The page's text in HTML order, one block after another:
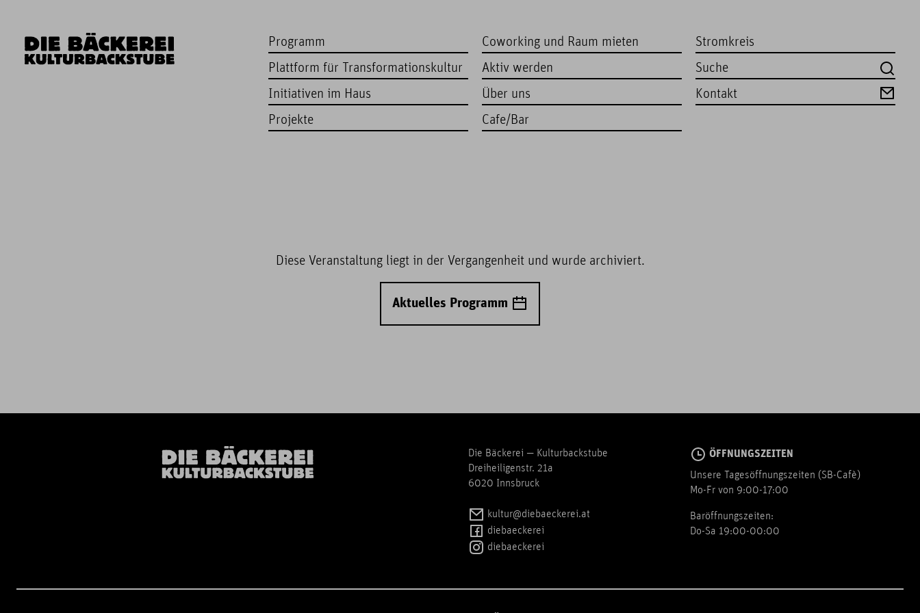
Programm
Plattform für Transformationskultur
Initiativen im Haus
Projekte
Coworking und Raum mieten
Aktiv werden
Über uns
Cafe/Bar
Stromkreis
Kontakt
Diese Veranstaltung liegt in der Vergangenheit und wurde archiviert.
Aktuelles Programm
Die Bäckerei — Kulturbackstube
Dreiheiligenstr. 21a
6020 Innsbruck
kultur@diebaeckerei.at
diebaeckerei
diebaeckerei
ÖFFNUNGSZEITEN
Unsere Tagesöffnungszeiten (SB-Cafè)
Mo-Fr von 9:00-17:00
Baröffnungszeiten:
Do-Sa 19:00-00:00